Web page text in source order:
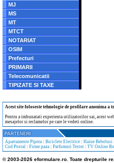
MJ
MS
MT
MTCT
NOTARIAT
OSIM
Prefecturi
PRIMARII
Telecomunicatii
TIPIZATE SI TAXE
Acest site foloseste tehnologie de profilare anonima a
Pentru a imbunatati experienta utilizatorilor sai, acest
mesajelor si reclamelor pe care le vedeti online.
Apartamente Pipera : Biciclete Electrice : Haine Bebelusi
Cod Postal : Firme paza : Parfumuri Tester : TV Online
© 2003-2026 eformulare.ro. Toate drepturile